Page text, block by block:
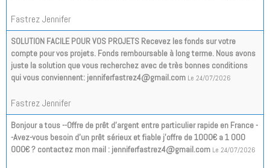
Fastrez Jennifer
SOLUTION FACILE POUR VOS PROJETS Recevez les fonds sur votre
compte pour vos projets. Fonds remboursable à long terme. Nous avons
juste la solution que vous recherchez avec de très bonnes conditions
qui vous conviennent: jenniferfastrez4@gmail.com Le 24/07/2026
Fastrez Jennifer
Bonjour a tous --Offre de prêt d'argent entre particulier rapide en France -
-Avez-vous besoin d'un prêt sérieux et fiable j'offre de 1000€ a 1 000
000€ ? contactez mon mail : jenniferfastrez4@gmail.com Le 24/07/2026